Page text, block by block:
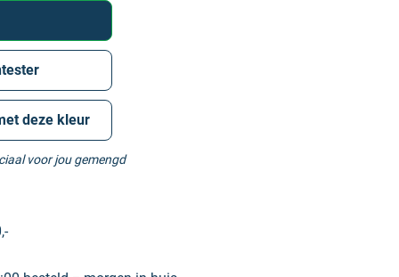
deze kleur
voor jou gemengd